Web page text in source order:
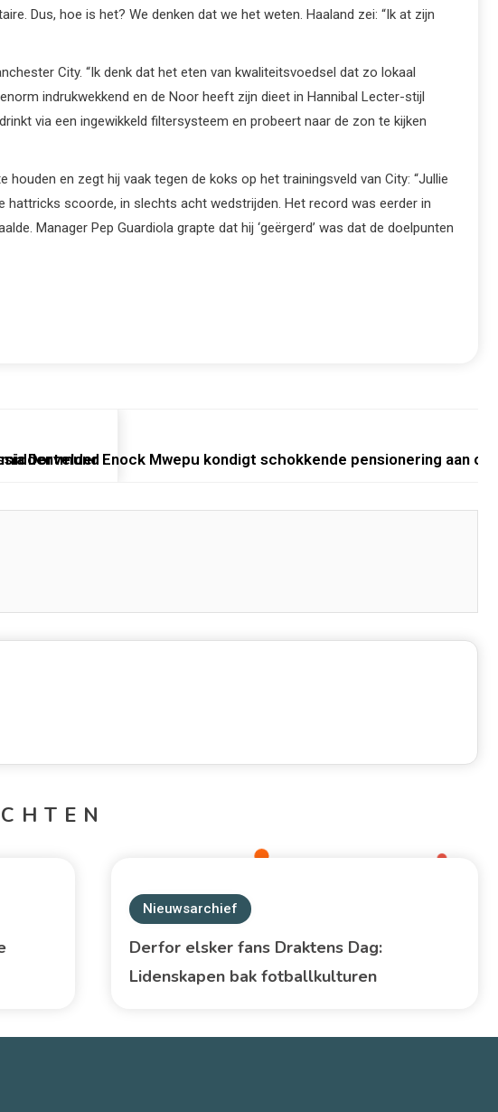
Dus, hoe is het? We denken dat we het weten. Haaland zei: “Ik at zijn
City. “Ik denk dat het eten van kwaliteitsvoedsel dat zo lokaal
indrukwekkend en de Noor heeft zijn dieet in Hannibal Lecter-stijl
via een ingewikkeld filtersysteem en probeert naar de zon te kijken
en zegt hij vaak tegen de koks op het trainingsveld van City: “Jullie
hattricks scoorde, in slechts acht wedstrijden. Het record was eerder in
Manager Pep Guardiola grapte dat hij ‘geërgerd’ was dat de doelpunten
DortmundEnock Mwepu kondigt schokkende pensionering aan
Nieuwsarchief
Derfor elsker fans Draktens Dag:
Lidenskapen bak fotballkulturen